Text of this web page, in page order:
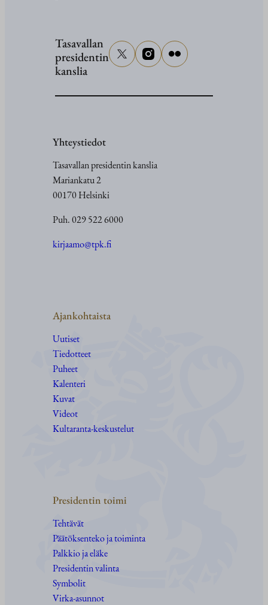
Tasavallan
presidentin
kanslia
Yhteystiedot
Tasavallan presidentin kanslia
Mariankatu 2
00170 Helsinki
Puh. 029 522 6000
kirjaamo@tpk.fi
Ajankohtaista
Uutiset
Tiedotteet
Puheet
Kalenteri
Kuvat
Videot
Kultaranta-keskustelut
Presidentin toimi
Tehtävät
Päätöksenteko ja toiminta
Palkkio ja eläke
Presidentin valinta
Symbolit
Virka-asunnot